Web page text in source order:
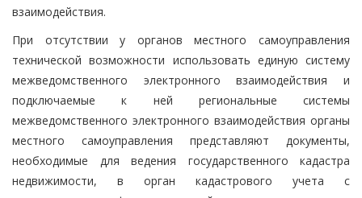
взаимодействия.
При отсутствии у органов местного самоуправления
технической возможности использовать единую систему
межведомственного электронного взаимодействия и
подключаемые к ней региональные системы
межведомственного электронного взаимодействия органы
местного самоуправления представляют документы,
необходимые для ведения государственного кадастра
недвижимости, в орган кадастрового учета с